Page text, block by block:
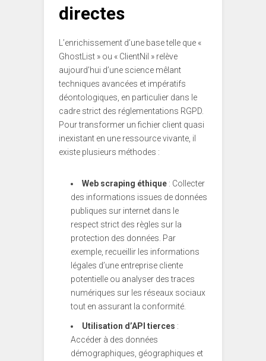
directes
L’enrichissement d’une base telle que «
GhostList » ou « ClientNil » relève
aujourd’hui d’une science mêlant
techniques avancées et impératifs
déontologiques, en particulier dans le
cadre strict des réglementations RGPD.
Pour transformer un fichier client quasi
inexistant en une ressource vivante, il
existe plusieurs méthodes :
Web scraping éthique : Collecter
des informations issues de données
publiques sur internet dans le
respect strict des règles sur la
protection des données. Par
exemple, recueillir les informations
légales d’une entreprise cliente
potentielle ou analyser des traces
numériques sur les réseaux sociaux
tout en assurant la conformité.
Utilisation d’API tierces :
Accéder à des données
démographiques, géographiques et